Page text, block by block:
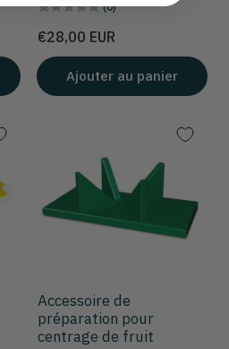
(0)
Prix
€28,00 EUR
Ajouter au panier
Accessoire de
préparation pour
centrage de fruit